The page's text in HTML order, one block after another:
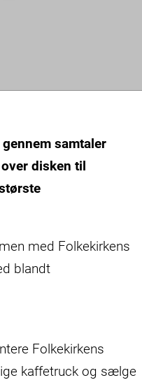
samtaler
disken til
med Folkekirkens
blandt
Folkekirkens
kaffetruck og sælge